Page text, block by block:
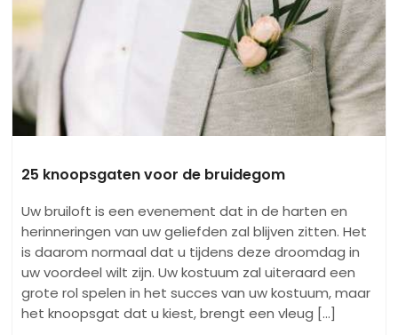
25 knoopsgaten voor de bruidegom
Uw bruiloft is een evenement dat in de harten en
herinneringen van uw geliefden zal blijven zitten. Het
is daarom normaal dat u tijdens deze droomdag in
uw voordeel wilt zijn. Uw kostuum zal uiteraard een
grote rol spelen in het succes van uw kostuum, maar
het knoopsgat dat u kiest, brengt een vleug [...]